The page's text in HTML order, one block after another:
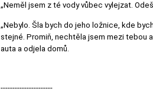
„Neměl jsem z té vody vůbec vylejzat.
„Nebylo. Šla bych do jeho ložnice, kde
stejné. Promiň, nechtěla jsem mezi tebou
auta a odjela domů.
----------------------